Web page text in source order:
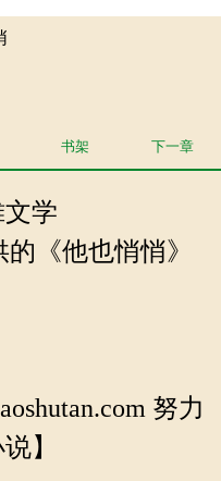
书架 下一章
学
的《他也悄悄》
努力
】